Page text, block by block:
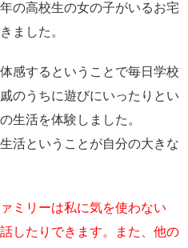
の高校生の女の子がいるお宅
ました。
感するということで毎日学校
のうちに遊びにいったりとい
生活を体験しました。
活ということが自分の大きな
ミリーは私に気を使わない
したりできます。また、他の